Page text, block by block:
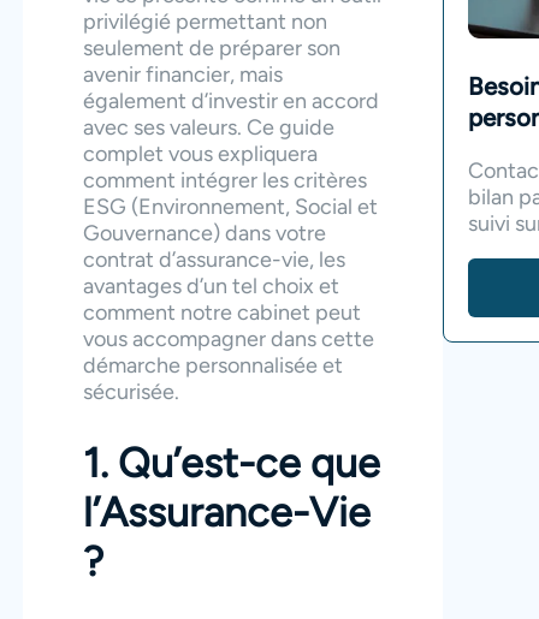
privilégié permettant non
seulement de préparer son
avenir financier, mais
également d’investir en accord
avec ses valeurs. Ce guide
complet vous expliquera
comment intégrer les critères
ESG (Environnement, Social et
Gouvernance) dans votre
contrat d’assurance-vie, les
avantages d’un tel choix et
comment notre cabinet peut
vous accompagner dans cette
démarche personnalisée et
sécurisée.
1. Qu’est-ce que
l’Assurance-Vie
?
bilan
suivi